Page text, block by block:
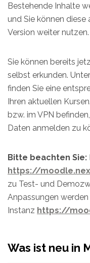
Bestehende Inhalte
und Sie können
Version weiter nutzen.
Sie können bereits
selbst erkunden. Unter
finden Sie eine
Ihren aktuellen
bzw. im VPN
Daten anmelden zu
Bitte beachten Sie:
https://
zu Test- und
Anpassungen
Instanz https://
Was ist neu in